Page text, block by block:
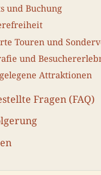
und Buchung
Touren und
und
Attraktionen
Fragen (FAQ)